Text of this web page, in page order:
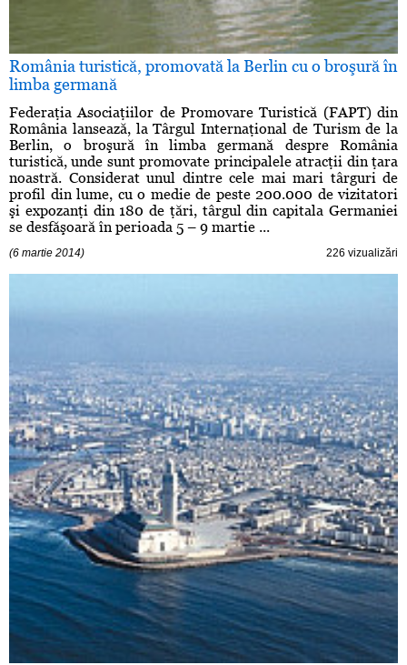
România turistică, promovată la Berlin cu o broşură în
limba germană
Federaţia Asociaţiilor de Promovare Turistică (FAPT) din
România lansează, la Târgul Internaţional de Turism de la
Berlin, o broşură în limba germană despre România
turistică, unde sunt promovate principalele atracţii din ţara
noastră. Considerat unul dintre cele mai mari târguri de
profil din lume, cu o medie de peste 200.000 de vizitatori
şi expozanţi din 180 de ţări, târgul din capitala Germaniei
se desfăşoară în perioada 5 – 9 martie ...
(6 martie 2014) 226 vizualizări